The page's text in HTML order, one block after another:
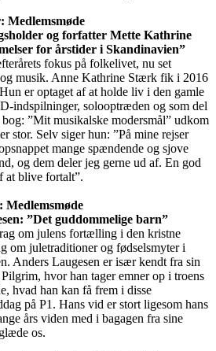
Medlemsmøde
og forfatter Mette Kathrine
for årstider i Skandinavien”
fokus på folkelivet, nu set
og musik. Anne Kathrine Stærk fik i 2016
er optaget af at holde liv i den gamle
indspilninger, solooptræden og som del
”Mit musikalske modersmål” udkom
stor. Selv siger hun: ”På mine rejser
mange spændende og sjove
og dem deler jeg gerne ud af. En god
at blive fortalt”.
Medlemsmøde
”Det guddommelige barn”
om julens fortælling i den kristne
om juletraditioner og fødselsmyter i
Anders Laugesen er især kendt fra sin
hvor han tager emner op i troens
hvad han kan få frem i disse
på P1. Hans vid er stort ligesom hans
års viden med i bagagen fra sine
os.